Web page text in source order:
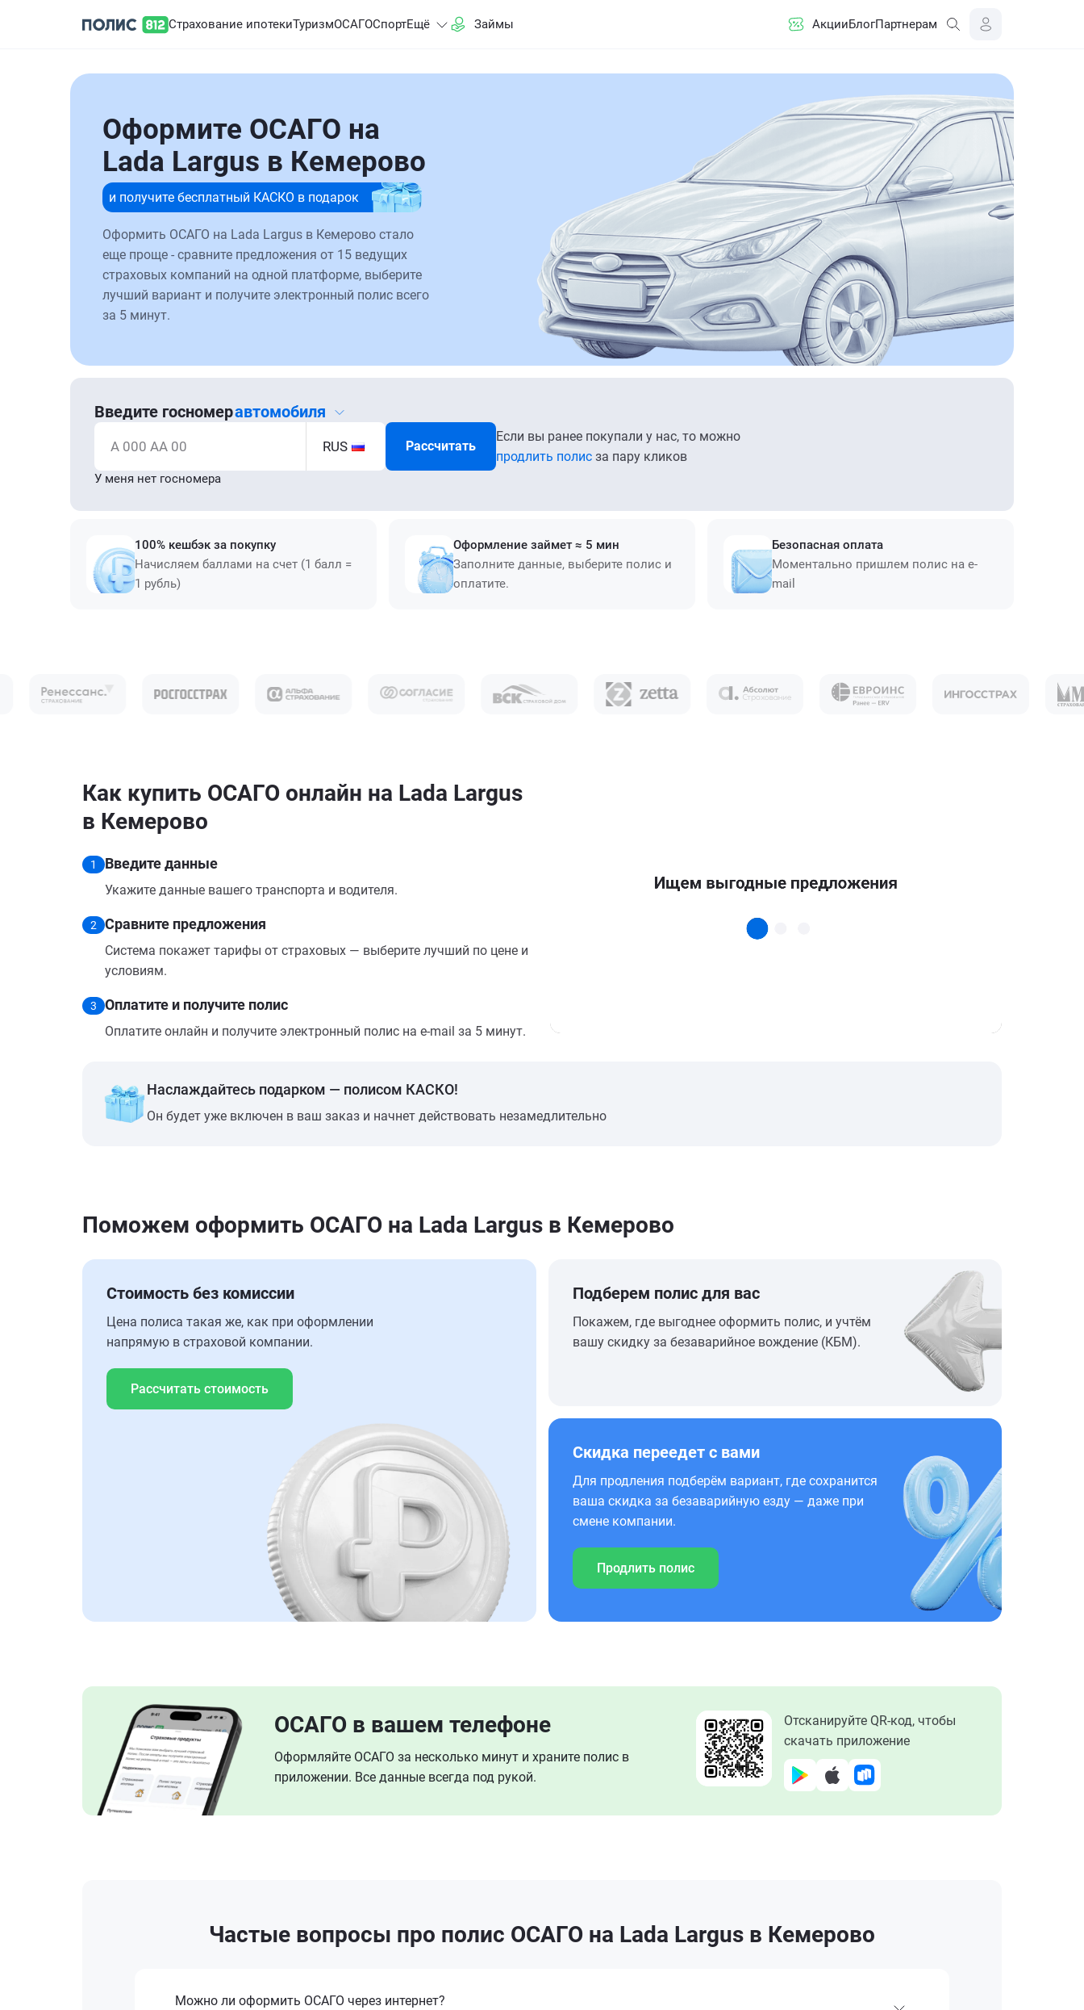
Страхование ипотекиТуризмОСАГОСпортЕщё Займы АкцииБлогПартнерам
Оформите ОСАГО на
Lada Largus в Кемерово
и получите бесплатный КАСКО в подарок
Оформить ОСАГО на Lada Largus в Кемерово стало
еще проще - сравните предложения от 15 ведущих
страховых компаний на одной платформе, выберите
лучший вариант и получите электронный полис всего
за 5 минут.
Введите госномеравтомобиля
А 000 АА 00 RUS Рассчитать
Если вы ранее покупали у нас, то можно
продлить полис за пару кликов
У меня нет госномера
100% кешбэк за покупку
Начисляем баллами на счет (1 балл =
1 рубль)
Оформление займет ≈ 5 мин
Заполните данные, выберите полис и
оплатите.
Безопасная оплата
Моментально пришлем полис на e-
mail
Как купить ОСАГО онлайн на Lada Largus
в Кемерово
1 Введите данные
Укажите данные вашего транспорта и водителя.
2 Сравните предложения
Система покажет тарифы от страховых — выберите лучший по цене и
условиям.
3 Оплатите и получите полис
Оплатите онлайн и получите электронный полис на e-mail за 5 минут.
Наслаждайтесь подарком — полисом КАСКО!
Он будет уже включен в ваш заказ и начнет действовать незамедлительно
Поможем оформить ОСАГО на Lada Largus в Кемерово
Стоимость без комиссии
Цена полиса такая же, как при оформлении
напрямую в страховой компании.
Рассчитать стоимость
Подберем полис для вас
Покажем, где выгоднее оформить полис, и учтём
вашу скидку за безаварийное вождение (КБМ).
Скидка переедет с вами
Для продления подберём вариант, где сохранится
ваша скидка за безаварийную езду — даже при
смене компании.
Продлить полис
ОСАГО в вашем телефоне
Оформляйте ОСАГО за несколько минут и храните полис в
приложении. Все данные всегда под рукой.
Отсканируйте QR-код, чтобы
скачать приложение
Частые вопросы про полис ОСАГО на Lada Largus в Кемерово
Можно ли оформить ОСАГО через интернет?